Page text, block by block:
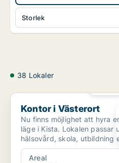
Storlek
38 Lokaler
Kontor i Västerort
Kontor i Västerort
Nu finns möjlighet att hyra
läge i Kista. Lokalen passar utmärkt för exempelvis för
hälsovård, skola, utbildning
Areal